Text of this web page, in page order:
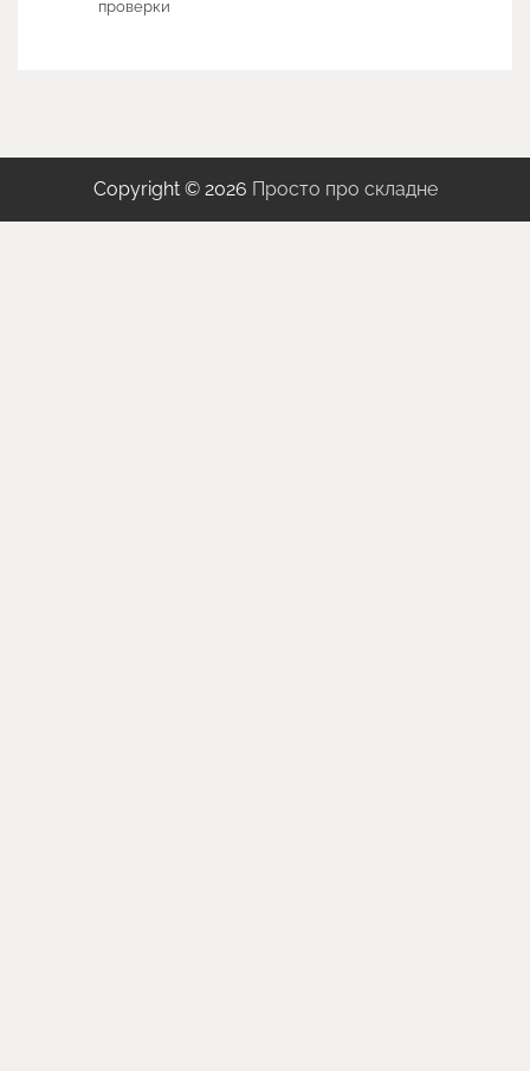
проверки
Copyright © 2026 Просто про складне